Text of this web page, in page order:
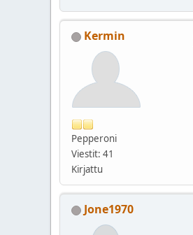
Kermin
Pepperoni
Viestit: 41
Kirjattu
Jone1970